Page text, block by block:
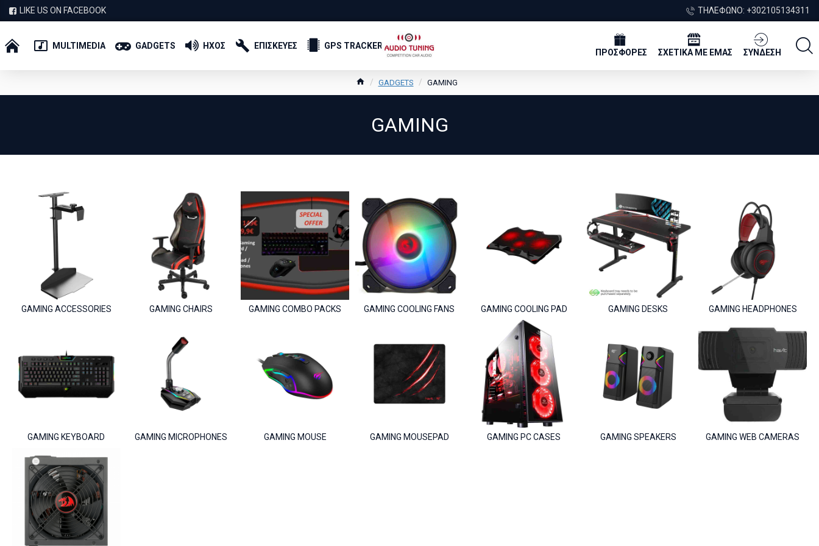
LIKE US ON FACEBOOK ΤΗΛΈΦΩΝΟ: +302105134311
MULTIMEDIA GADGETS ΗΧΟΣ ΕΠΙΣΚΕΥΕΣ GPS TRACKER
ΠΡΟΣΦΟΡΕΣ ΣΧΕΤΙΚΑ ΜΕ ΕΜΑΣ ΣΥΝΔΕΣΗ
GADGETS GAMING
GAMING
GAMING ACCESSORIES GAMING CHAIRS GAMING COMBO PACKS GAMING COOLING FANS GAMING COOLING PAD GAMING DESKS GAMING HEADPHONES
GAMING KEYBOARD GAMING MICROPHONES GAMING MOUSE GAMING MOUSEPAD GAMING PC CASES GAMING SPEAKERS GAMING WEB CAMERAS